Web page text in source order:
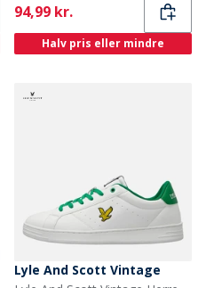
Current
94,99 kr.
Halv pris eller mindre
Lyle And Scott Vintage